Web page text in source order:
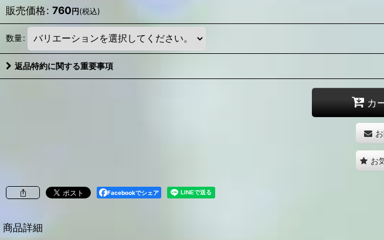
販売価格: 760円(税込)
数量:
返品特約に関する重要事項
カ
お
Facebookでシェア
商品詳細